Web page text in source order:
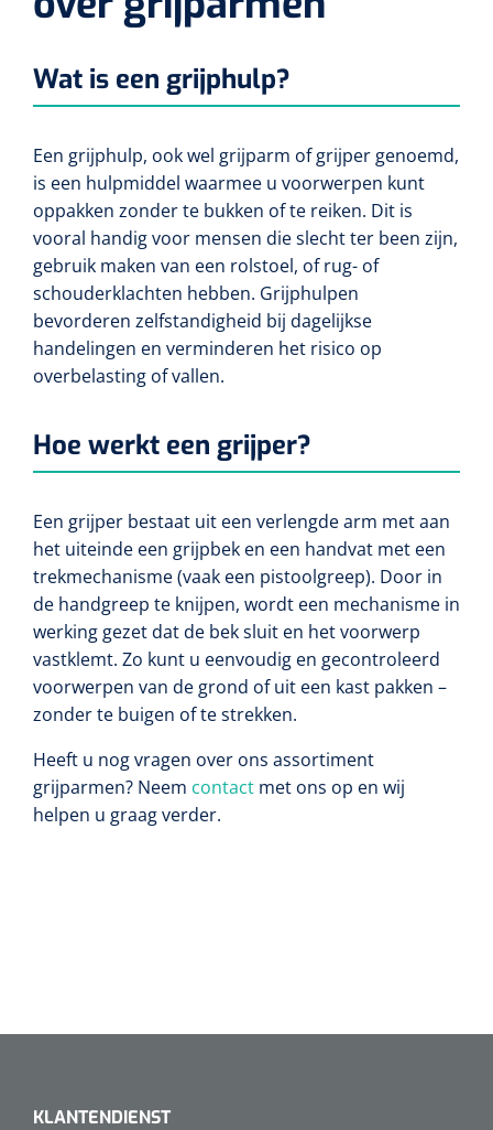
Transferhulpmiddelen
Draaischijven
Diversen
Echografie
Echografen
Labo
Glucometers
Zwangerschapstesten
Bloedtesten
Lactaat- en cholesterolmeting
INR-metingen
Reagentia
Rapid tests
Parasitologie
Alcoholmeter
Dry Needling
Cognitieve en visuele training
Cognitieve training
Virtual reality training
Interactieve therapie
Klein oefenmateriaal
Oefenmatten
Oefenballen
Loopbruggen - en trappen
Evenwicht & coördinatie
Overschoenen
Dispensers
Luchtverfrisser dispensers
Zeep dispensers
Papier dispensers
Handschoenen dispensers
Huidreiniging & desinfectie
Zepen & foam
Stuitreiniging
Handdesinfectie
Haarverzorging
Douche en bad
Diversen
Afvalbakken
Actieve tilliften
Passieve tilliften
Tilbanden
Valpreventie & detectie
Zetels & zitkussens
Geriatrische zetels
Verbrijzelaars
Apparaten
Toebehoren mortuarium
Diverse instrumenten
Poliepentang
Stemvorken
Wondspreiders
Oogmagneten
Reflexhamers
Instrumenten reiniging & desinfectie
Ultrasoontoestellen
Autoclaven
Instrumentenreinigers
Bloedstelpende verbanden
Hechtmateriaal
Hechtdraad
Nietmachine en nietjes
Hechtstrips
Hechtlijm
Windels & tubulaire verbanden
Zelfklevende windels
Kripwindels
Zelfklevende steunverbanden
Tubulaire verbanden
Elastische fixatiewindels
Steriele kits
Wat is een grijphulp?
Een grijphulp, ook wel grijparm of grijper genoemd,
is een hulpmiddel waarmee u voorwerpen kunt
oppakken zonder te bukken of te reiken. Dit is
vooral handig voor mensen die slecht ter been zijn,
gebruik maken van een rolstoel, of rug- of
schouderklachten hebben. Grijphulpen
bevorderen zelfstandigheid bij dagelijkse
handelingen en verminderen het risico op
overbelasting of vallen.
Hoe werkt een grijper?
Een grijper bestaat uit een verlengde arm met aan
het uiteinde een grijpbek en een handvat met een
trekmechanisme (vaak een pistoolgreep). Door in
de handgreep te knijpen, wordt een mechanisme in
werking gezet dat de bek sluit en het voorwerp
vastklemt. Zo kunt u eenvoudig en gecontroleerd
voorwerpen van de grond of uit een kast pakken –
zonder te buigen of te strekken.
Heeft u nog vragen over ons assortiment
grijparmen? Neem contact met ons op en wij
helpen u graag verder.
KLANTENDIENST